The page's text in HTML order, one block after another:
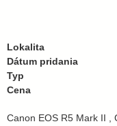
Lokalita
Dátum pridania
Typ
Cena
Canon EOS R5 Mark II ,